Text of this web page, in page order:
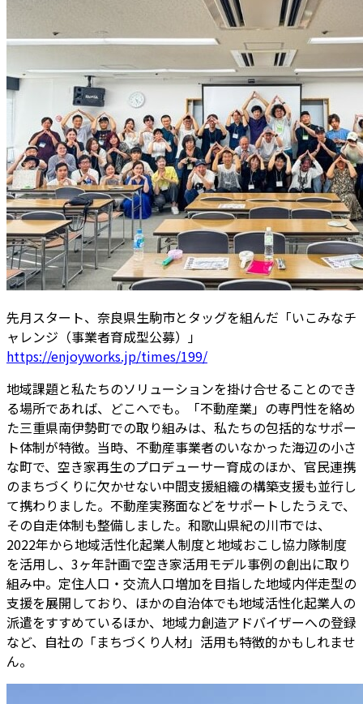
先月スタート、奈良県生駒市とタッグを組んだ「いこみなチ
ャレンジ（事業者育成型公募）」
https://enjoyworks.jp/times/199/
地域課題と私たちのソリューションを掛け合せることのでき
る場所であれば、どこへでも。「不動産業」の専門性を絡め
た三重県南伊勢町での取り組みは、私たちの包括的なサポー
ト体制が特徴。当時、不動産事業者のいなかった海辺の小さ
な町で、空き家再生のプロデューサー育成のほか、官民連携
のまちづくりに欠かせない中間支援組織の構築支援も並行し
て携わりました。不動産実務面などをサポートしたうえで、
その自走体制も整備しました。和歌山県紀の川市では、
2022年から地域活性化起業人制度と地域おこし協力隊制度
を活用し、3ヶ年計画で空き家活用モデル事例の創出に取り
組み中。定住人口・交流人口増加を目指した地域内伴走型の
支援を展開しており、ほかの自治体でも地域活性化起業人の
派遣をすすめているほか、地域力創造アドバイザーへの登録
など、自社の「まちづくり人材」活用も特徴的かもしれませ
ん。